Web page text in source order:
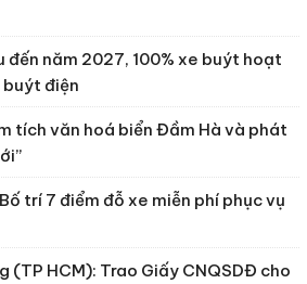
đến năm 2027, 100% xe buýt hoạt
buýt điện
tích văn hoá biển Đầm Hà và phát
trí 7 điểm đỗ xe miễn phí phục vụ
(TP HCM): Trao Giấy CNQSDĐ cho